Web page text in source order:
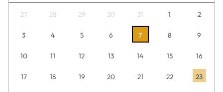
27 28 29 30 31 1 2
3 4 5 6 7 8 9
10 11 12 13 14 15 16
17 18 19 20 21 22 23